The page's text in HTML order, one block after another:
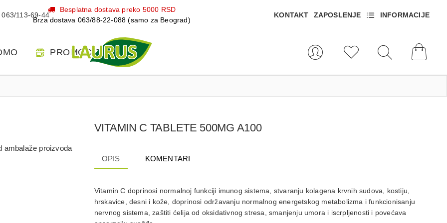
063/113-69-44
Besplatna dostava preko 5000 RSD
Brza dostava 063/88-22-088 (samo za Beograd)
KONTAKT ZAPOSLENJE INFORMACIJE
PROMOCIJE
ambalaže proizvoda
VITAMIN C TABLETE 500MG A100
OPIS KOMENTARI
Vitamin C doprinosi normalnoj funkciji imunog sistema, stvaranju kolagena krvnih sudova, kostiju,
hrskavice, desni i kože, doprinosi održavanju normalnog energetskog metabolizma i funkcionisanju
nervnog sistema, zaštiti ćelija od oksidativnog stresa, smanjenju umora i iscrpljenosti i povećava